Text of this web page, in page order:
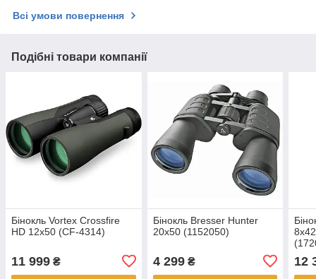
Всі умови повернення
Подібні товари компанії
Бінокль Vortex Crossfire
HD 12x50 (CF-4314)
11 999 ₴
Бінокль Bresser Hunter
20x50 (1152050)
4 299₴ 12